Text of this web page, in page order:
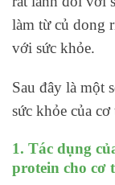
làm từ củ dong
với sức khỏe.
Sau đây là một
sức khỏe của
1. Tác dụng
protein cho cơ